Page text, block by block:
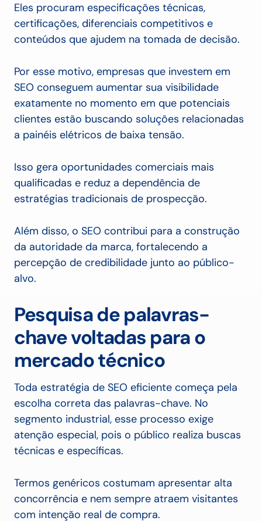
Eles procuram especificações técnicas,
certificações, diferenciais competitivos e
conteúdos que ajudem na tomada de decisão.
Por esse motivo, empresas que investem em
SEO conseguem aumentar sua visibilidade
exatamente no momento em que potenciais
clientes estão buscando soluções relacionadas
a painéis elétricos de baixa tensão.
Isso gera oportunidades comerciais mais
qualificadas e reduz a dependência de
estratégias tradicionais de prospecção.
Além disso, o SEO contribui para a construção
da autoridade da marca, fortalecendo a
percepção de credibilidade junto ao público-
alvo.
Pesquisa de palavras-
chave voltadas para o
mercado técnico
Toda estratégia de SEO eficiente começa pela
escolha correta das palavras-chave. No
segmento industrial, esse processo exige
atenção especial, pois o público realiza buscas
técnicas e específicas.
Termos genéricos costumam apresentar alta
concorrência e nem sempre atraem visitantes
com intenção real de compra.